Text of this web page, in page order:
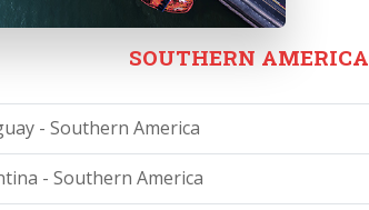
SOUTHERN AMERICA
- Southern America
- Southern America